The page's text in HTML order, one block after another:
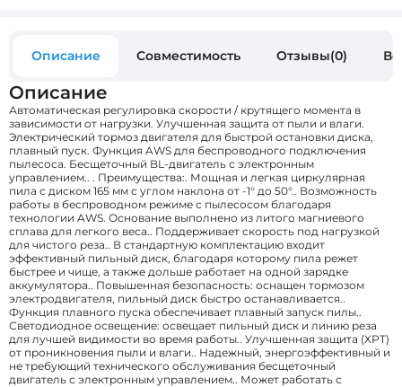
Описание Совместимость Отзывы(0)
Описание
Автоматическая регулировка скорости / крутящего момента в
зависимости от нагрузки. Улучшенная защита от пыли и влаги.
Электрический тормоз двигателя для быстрой остановки диска,
плавный пуск. Функция AWS для беспроводного подключения
пылесоса. Бесщеточный BL-двигатель с электронным
управлением.. . Преимущества:. Мощная и легкая циркулярная
пила с диском 165 мм с углом наклона от -1° до 50°.. Возможность
работы в беспроводном режиме с пылесосом благодаря
технологии AWS. Основание выполнено из литого магниевого
сплава для легкого веса.. Поддерживает скорость под нагрузкой
для чистого реза.. В стандартную комплектацию входит
эффективный пильный диск, благодаря которому пила режет
быстрее и чище, а также дольше работает на одной зарядке
аккумулятора.. Повышенная безопасность: оснащен тормозом
электродвигателя, пильный диск быстро останавливается..
Функция плавного пуска обеспечивает плавный запуск пилы..
Светодиодное освещение: освещает пильный диск и линию реза
для лучшей видимости во время работы.. Улучшенная защита (XPT)
от проникновения пыли и влаги.. Надежный, энергоэффективный и
не требующий технического обслуживания бесщеточный
двигатель с электронным управлением.. Может работать с